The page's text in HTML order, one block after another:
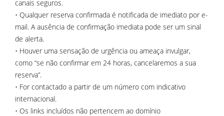
canais seguros.
• Qualquer reserva confirmada é notificada de imediato por e-
mail. A ausência de confirmação imediata pode ser um sinal
de alerta.
• Houver uma sensação de urgência ou ameaça invulgar,
como “se não confirmar em 24 horas, cancelaremos a sua
reserva”.
• For contactado a partir de um número com indicativo
internacional.
• Os links incluídos não pertencem ao domínio